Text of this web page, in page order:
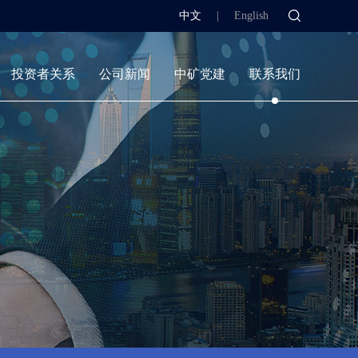
中文 English
投资者关系 公司新闻 中矿党建 联系我们